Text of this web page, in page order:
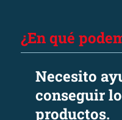
¿En qué
Necesito
conseguir
productos.